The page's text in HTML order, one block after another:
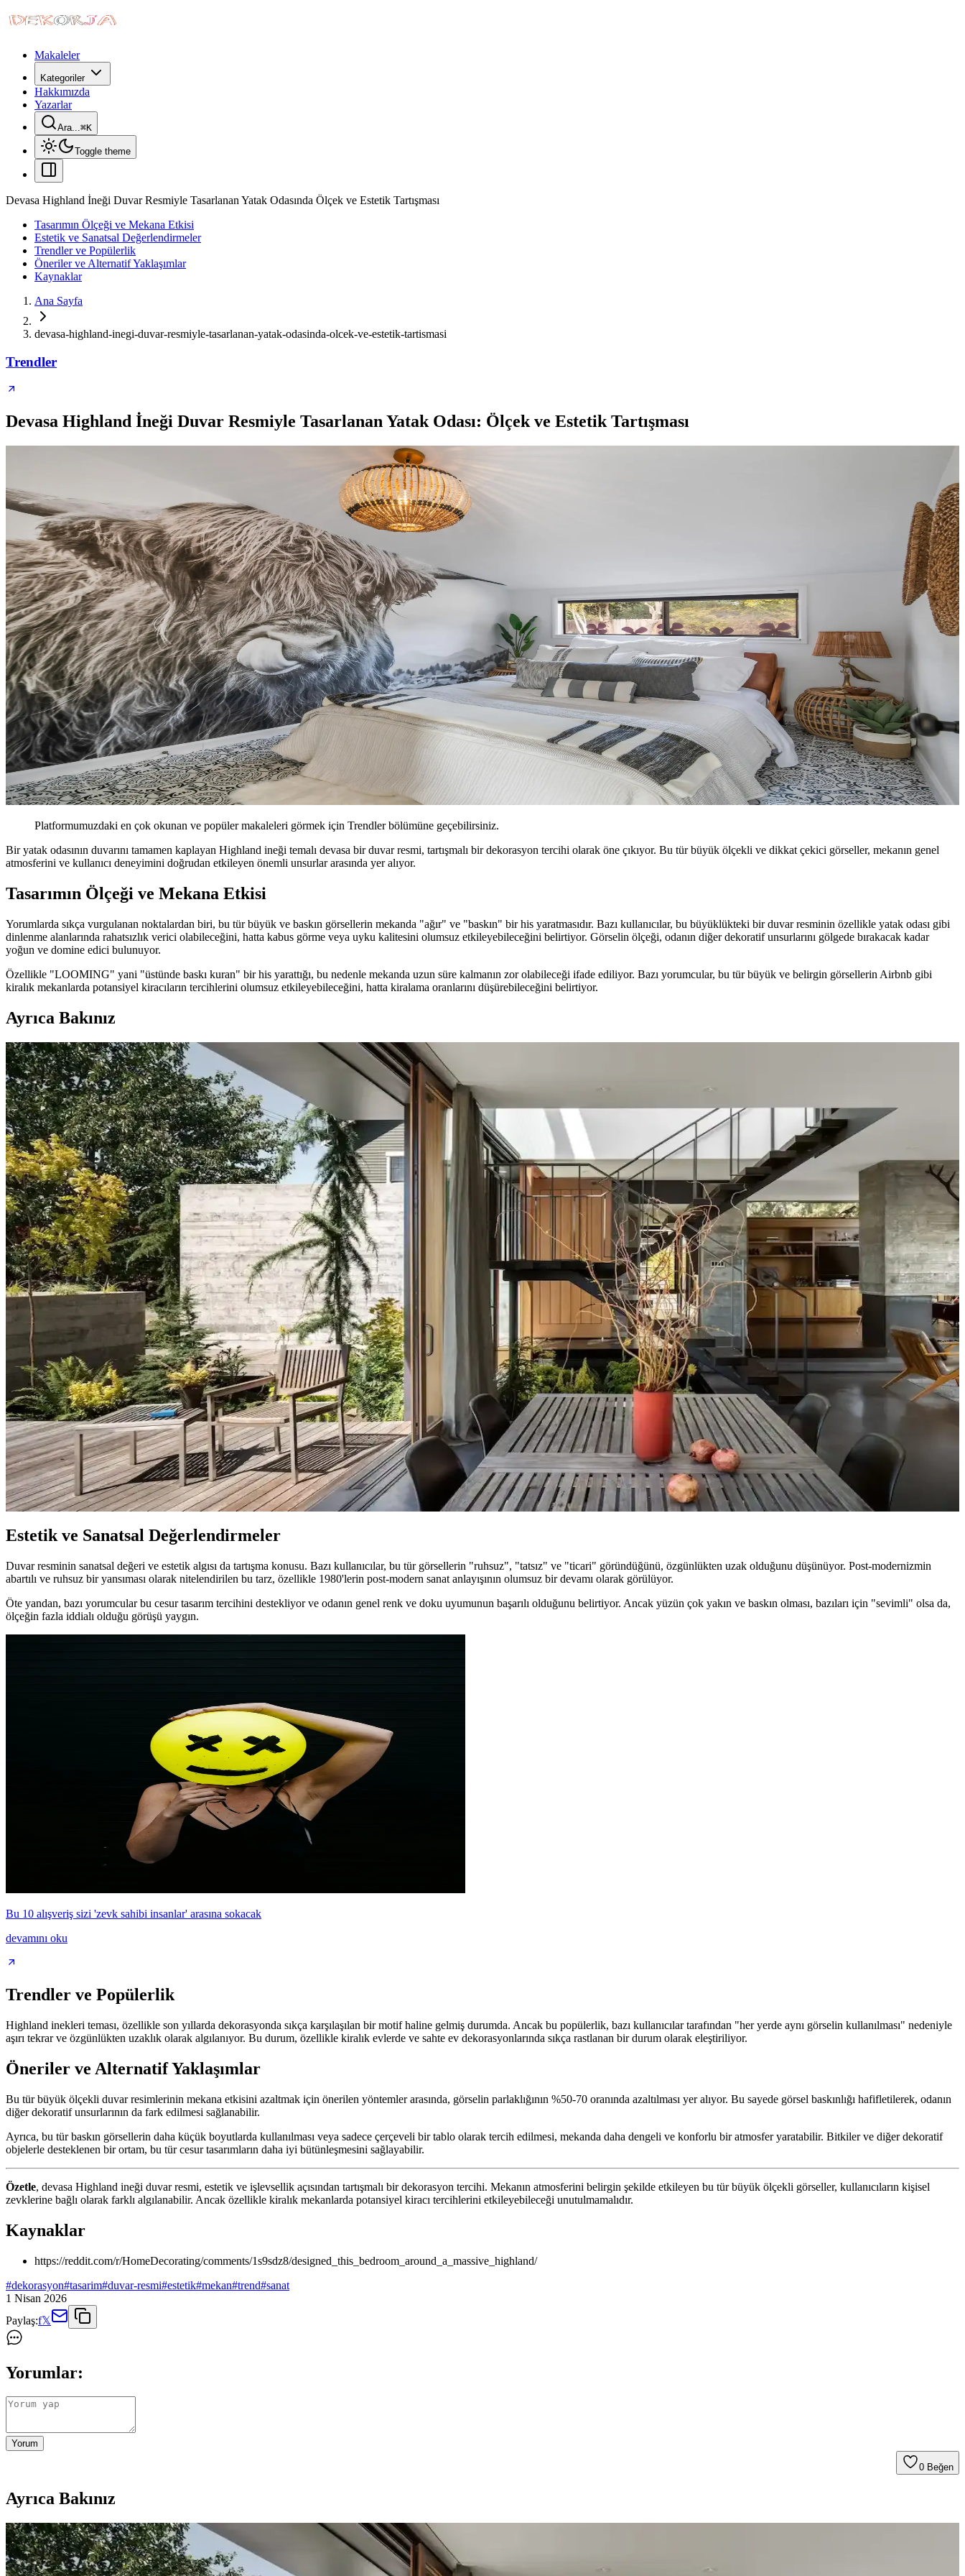
Makaleler
Kategoriler
Hakkımızda
Yazarlar
Ara...⌘K
Toggle theme
Devasa Highland İneği Duvar Resmiyle Tasarlanan Yatak Odasında Ölçek ve Estetik Tartışması
Tasarımın Ölçeği ve Mekana Etkisi
Estetik ve Sanatsal Değerlendirmeler
Trendler ve Popülerlik
Öneriler ve Alternatif Yaklaşımlar
Kaynaklar
Ana Sayfa
devasa-highland-inegi-duvar-resmiyle-tasarlanan-yatak-odasinda-olcek-ve-estetik-tartismasi
Trendler
Devasa Highland İneği Duvar Resmiyle Tasarlanan Yatak Odası: Ölçek ve Estetik Tartışması
Platformumuzdaki en çok okunan ve popüler makaleleri görmek için Trendler bölümüne geçebilirsiniz.
Bir yatak odasının duvarını tamamen kaplayan Highland ineği temalı devasa bir duvar resmi, tartışmalı bir dekorasyon tercihi olarak öne çıkıyor. Bu tür büyük ölçekli ve dikkat çekici görseller, mekanın genel
atmosferini ve kullanıcı deneyimini doğrudan etkileyen önemli unsurlar arasında yer alıyor.
Tasarımın Ölçeği ve Mekana Etkisi
Yorumlarda sıkça vurgulanan noktalardan biri, bu tür büyük ve baskın görsellerin mekanda "ağır" ve "baskın" bir his yaratmasıdır. Bazı kullanıcılar, bu büyüklükteki bir duvar resminin özellikle yatak odası gibi
dinlenme alanlarında rahatsızlık verici olabileceğini, hatta kabus görme veya uyku kalitesini olumsuz etkileyebileceğini belirtiyor. Görselin ölçeği, odanın diğer dekoratif unsurlarını gölgede bırakacak kadar
yoğun ve domine edici bulunuyor.
Özellikle "LOOMING" yani "üstünde baskı kuran" bir his yarattığı, bu nedenle mekanda uzun süre kalmanın zor olabileceği ifade ediliyor. Bazı yorumcular, bu tür büyük ve belirgin görsellerin Airbnb gibi
kiralık mekanlarda potansiyel kiracıların tercihlerini olumsuz etkileyebileceğini, hatta kiralama oranlarını düşürebileceğini belirtiyor.
Ayrıca Bakınız
Koltuk ve Aksesuar Sandalyelerde Renk Uyumu ve Dekorasyonda Görsel Denge Sağlama Yöntemleri
Koltuk ve aksesuar sandalyelerde renk uyumsuzluğu görsel rekabete yol açabilir. Halı, perde, yastık ve mobilya yerleşimi ile renkler dengelenerek mekanın estetik bütünlüğü sağlanır.
Duvar Rengiyle Uyumlu Perde Seçimi: Yeşil, Turuncu ve Kahverenginin Mekâna Etkisi
Duvar rengine uyumlu perde seçimi, mekânın atmosferini belirler. Yeşil tonlar doğal sakinlik sunarken, turuncu ve kahverengi sıcaklık katar. Kalın keten ve karartma perdeler ışık kontrolünde avantaj sağlar.
Yatak Odası Duvar Rengi Seçiminde Işık ve Tonların Önemi ve Etkileri
Yatak odası duvar renginin seçimi, ışık koşulları, zemin ve pencere yerleşimi gibi faktörlerle uyumlu olmalıdır. Sıcak-soğuk kahverengi ve yeşil tonları farklı atmosferler yaratır. Renk örnekleri farklı ışık
koşullarında test edilmelidir.
Kahvaltı Köşeleri İçin Sandalye Seçenekleri ve Dekorasyon İpuçları
Kahvaltı köşelerinde ahşap ve sentetik deri sandalyeler, dayanıklılık ve temizlik kolaylığı sunar. Minder ve özel tasarım halılarla konfor ve estetik dengelenir, mekanın atmosferi güçlenir.
Perde Rengine Uyumlu Nevresim Seçimi: Renk ve Desenlerle Dekorasyonda Denge Sağlama
Perde ve nevresim uyumu, krem ve magnolia tonlarındaki odalarda mekanın estetiğini artırır. Kırmızı, kahverengi ve turuncu tonlarıyla uyumlu renk ve desen önerileri sunulmaktadır.
Ev Dekorasyonunda Denge ve Fonksiyonellik: Renk Uyumu, Mobilya Yerleşimi ve Estetik İncelemesi
Reddit tartışması üzerinden ev dekorasyonunda renk uyumu, mobilya yerleşimi ve aksesuar dengesi gibi unsurların yaşam alanlarının estetik ve fonksiyonelliğini nasıl etkilediği inceleniyor.
Hermes Dekor Ürünleri İncelemesi: Ella'dan Alışveriş ve Ürün Kalitesi Değerlendirmesi
Ella satıcısından alınan Hermes dekor ürünleri, yüksek deri kalitesi ve detaylı işçiliğiyle öne çıkıyor. Ürünlerin boyutları beklentileri aşarken, fiyat ve orijinallik tartışmaları da dikkat çekiyor.
Veranda Dekorasyonunda Bitki Seçimi, Aydınlatma ve Mobilya Düzenlemeleriyle Estetik İyileştirme Yöntemleri
Veranda dekorasyonunda bitkiler, halılar, aydınlatma ve mobilyaların uyumlu kullanımı mekânı daha davetkâr ve fonksiyonel kılar. Doğru seçimler verandanın atmosferini ve dış görünümünü güçlendirir.
Estetik ve Sanatsal Değerlendirmeler
Duvar resminin sanatsal değeri ve estetik algısı da tartışma konusu. Bazı kullanıcılar, bu tür görsellerin "ruhsuz", "tatsız" ve "ticari" göründüğünü, özgünlükten uzak olduğunu düşünüyor. Post-modernizmin
abartılı ve ruhsuz bir yansıması olarak nitelendirilen bu tarz, özellikle 1980'lerin post-modern sanat anlayışının olumsuz bir devamı olarak görülüyor.
Öte yandan, bazı yorumcular bu cesur tasarım tercihini destekliyor ve odanın genel renk ve doku uyumunun başarılı olduğunu belirtiyor. Ancak yüzün çok yakın ve baskın olması, bazıları için "sevimli" olsa da,
ölçeğin fazla iddialı olduğu görüşü yaygın.
Bu 10 alışveriş sizi 'zevk sahibi insanlar' arasına sokacak
devamını oku
Trendler ve Popülerlik
Highland inekleri teması, özellikle son yıllarda dekorasyonda sıkça karşılaşılan bir motif haline gelmiş durumda. Ancak bu popülerlik, bazı kullanıcılar tarafından "her yerde aynı görselin kullanılması" nedeniyle
aşırı tekrar ve özgünlükten uzaklık olarak algılanıyor. Bu durum, özellikle kiralık evlerde ve sahte ev dekorasyonlarında sıkça rastlanan bir durum olarak eleştiriliyor.
Öneriler ve Alternatif Yaklaşımlar
Bu tür büyük ölçekli duvar resimlerinin mekana etkisini azaltmak için önerilen yöntemler arasında, görselin parlaklığının %50-70 oranında azaltılması yer alıyor. Bu sayede görsel baskınlığı hafifletilerek, odanın
diğer dekoratif unsurlarının da fark edilmesi sağlanabilir.
Ayrıca, bu tür baskın görsellerin daha küçük boyutlarda kullanılması veya sadece çerçeveli bir tablo olarak tercih edilmesi, mekanda daha dengeli ve konforlu bir atmosfer yaratabilir. Bitkiler ve diğer dekoratif
objelerle desteklenen bir ortam, bu tür cesur tasarımların daha iyi bütünleşmesini sağlayabilir.
Özetle, devasa Highland ineği duvar resmi, estetik ve işlevsellik açısından tartışmalı bir dekorasyon tercihi. Mekanın atmosferini belirgin şekilde etkileyen bu tür büyük ölçekli görseller, kullanıcıların kişisel
zevklerine bağlı olarak farklı algılanabilir. Ancak özellikle kiralık mekanlarda potansiyel kiracı tercihlerini etkileyebileceği unutulmamalıdır.
Kaynaklar
https://reddit.com/r/HomeDecorating/comments/1s9sdz8/designed_this_bedroom_around_a_massive_highland/
#dekorasyon#tasarim#duvar-resmi#estetik#mekan#trend#sanat
1 Nisan 2026
Paylaş:f𝕏
Yorumlar:
Yorum
0 Beğen
Ayrıca Bakınız
Koltuk ve Aksesuar Sandalyelerde Renk Uyumu ve Dekorasyonda Görsel Denge Sağlama Yöntemleri
Koltuk ve aksesuar sandalyelerde renk uyumsuzluğu görsel rekabete yol açabilir. Halı, perde, yastık ve mobilya yerleşimi ile renkler dengelenerek mekanın estetik bütünlüğü sağlanır.